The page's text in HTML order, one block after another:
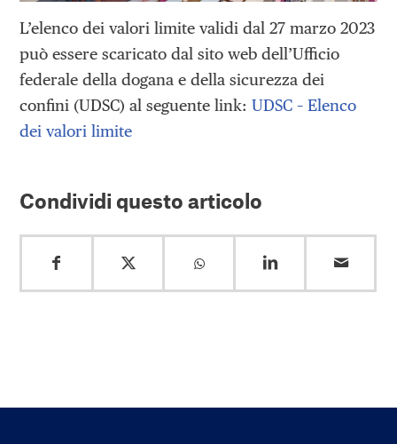
L’elenco dei valori limite validi dal 27 marzo 2023
può essere scaricato dal sito web dell’Ufficio
federale della dogana e della sicurezza dei
confini (UDSC) al seguente link:UDSC – Elenco
dei valori limite
Condividi questo articolo